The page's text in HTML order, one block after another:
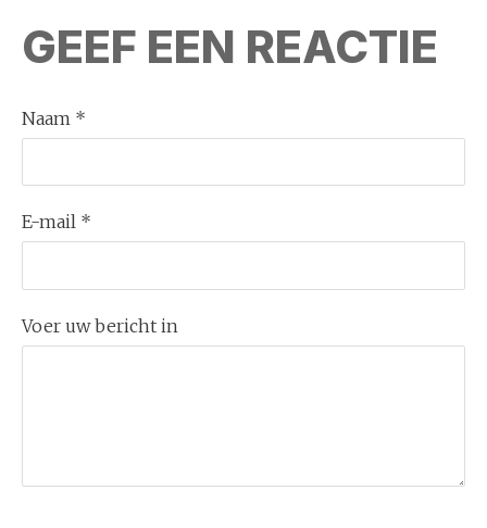
GEEF EEN REACTIE
Naam *
E-mail *
Voer uw bericht in